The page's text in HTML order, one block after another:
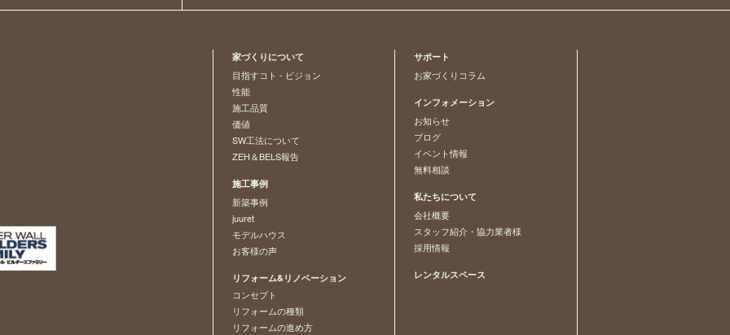
家づくりについて
目指すコト - ビジョン
性能
施工品質
価値
SW工法について
ZEH＆BELS報告
施工事例
新築事例
juuret
モデルハウス
お客様の声
リフォーム&リノベーション
コンセプト
リフォームの種類
リフォームの進め方
サポート
お家づくりコラム
インフォメーション
お知らせ
ブログ
イベント情報
無料相談
私たちについて
会社概要
スタッフ紹介・協力業者様
採用情報
レンタルスペース